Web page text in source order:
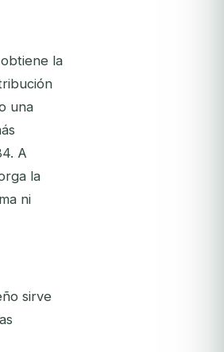
la
una
A
la
ni
sirve